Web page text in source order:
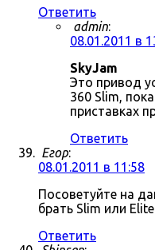
Ответить
admin:
08.01.2011 в
SkyJam
Это привод
360 Slim,
приставках
Ответить
Егор:
08.01.2011 в 11:58
Посоветуйте на
брать Slim или Elite
Ответить